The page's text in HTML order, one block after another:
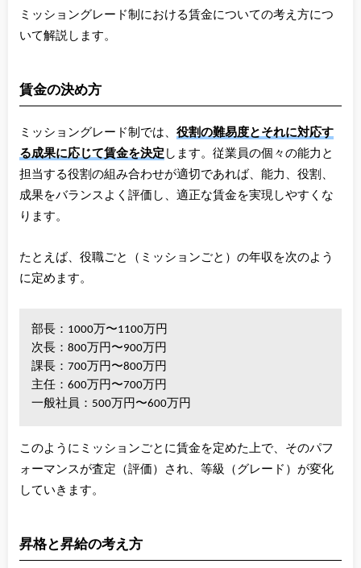
ミッショングレード制における賃金についての考え方につ
いて解説します。
賃金の決め方
ミッショングレード制では、 役割の難易度とそれに対応す
る成果に応じて賃金を決定 します。従業員の個々の能力と
担当する役割の組み合わせが適切であれば、能力、役割、
成果をバランスよく評価し、適正な賃金を実現しやすくな
ります。
たとえば、役職ごと（ミッションごと）の年収を次のよう
に定めます。
部長：1000万〜1100万円
次長：800万円〜900万円
課長：700万円〜800万円
主任：600万円〜700万円
一般社員：500万円〜600万円
このようにミッションごとに賃金を定めた上で、そのパフ
ォーマンスが査定（評価）され、等級（グレード）が変化
していきます。
昇格と昇給の考え方